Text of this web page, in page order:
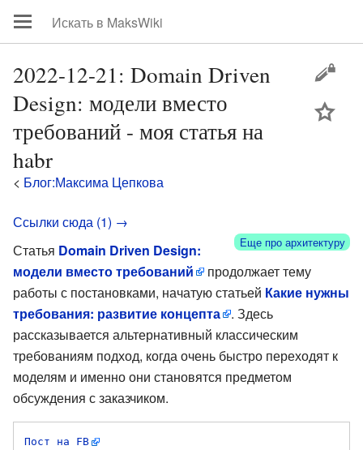
2022-12-21: Domain Driven
Design: модели вместо
требований - моя статья на
habr
< Блог:Максима Цепкова
Ссылки сюда (1) →
Еще про архитектуру
Статья Domain Driven Design:
модели вместо требований
продолжает тему
работы с постановками, начатую статьей Какие нужны
требования: развитие концепта
. Здесь
рассказывается альтернативный классическим
требованиям подход, когда очень быстро переходят к
моделям и именно они становятся предметом
обсуждения с заказчиком.
Пост на FB